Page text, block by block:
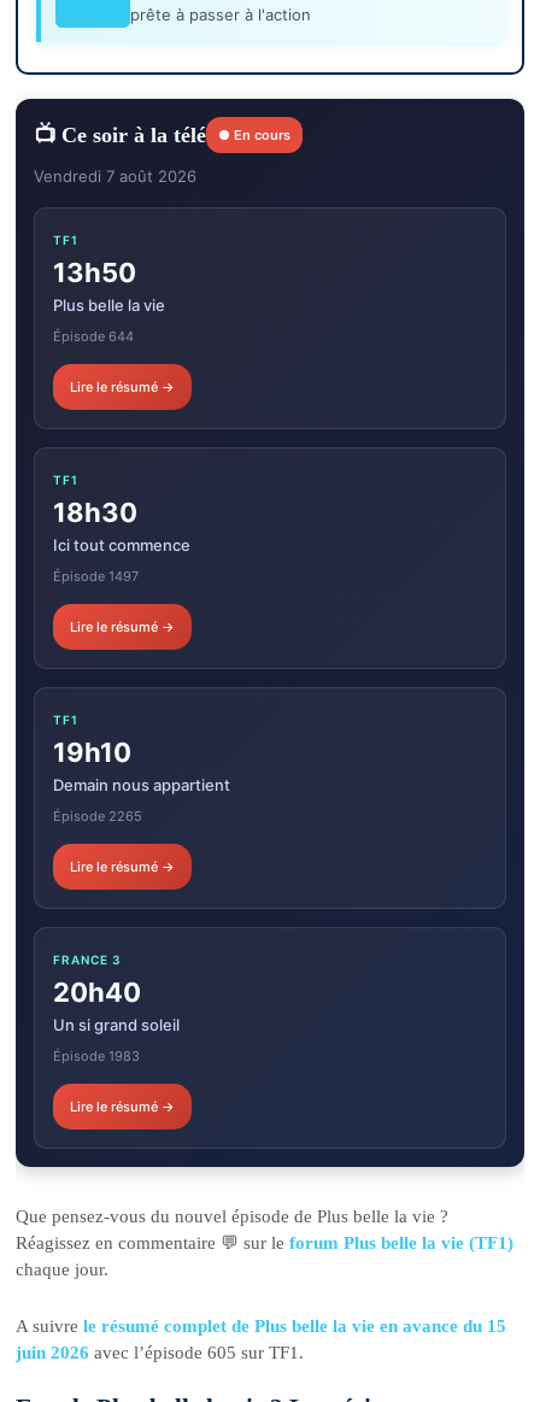
prête à passer à l'action
📺 Ce soir à la télé ● En cours
Vendredi 7 août 2026
TF1
13h50
Plus belle la vie
Épisode 644
Lire le résumé →
TF1
18h30
Ici tout commence
Épisode 1497
Lire le résumé →
TF1
19h10
Demain nous appartient
Épisode 2265
Lire le résumé →
FRANCE 3
20h40
Un si grand soleil
Épisode 1983
Lire le résumé →
Que pensez-vous du nouvel épisode de Plus belle la vie ?
Réagissez en commentaire 💬 sur leforum Plus belle la vie (TF1)
chaque jour.
A suivrele résumé complet de Plus belle la vie en avance du 15
juin 2026 avec l’épisode 605 sur TF1.